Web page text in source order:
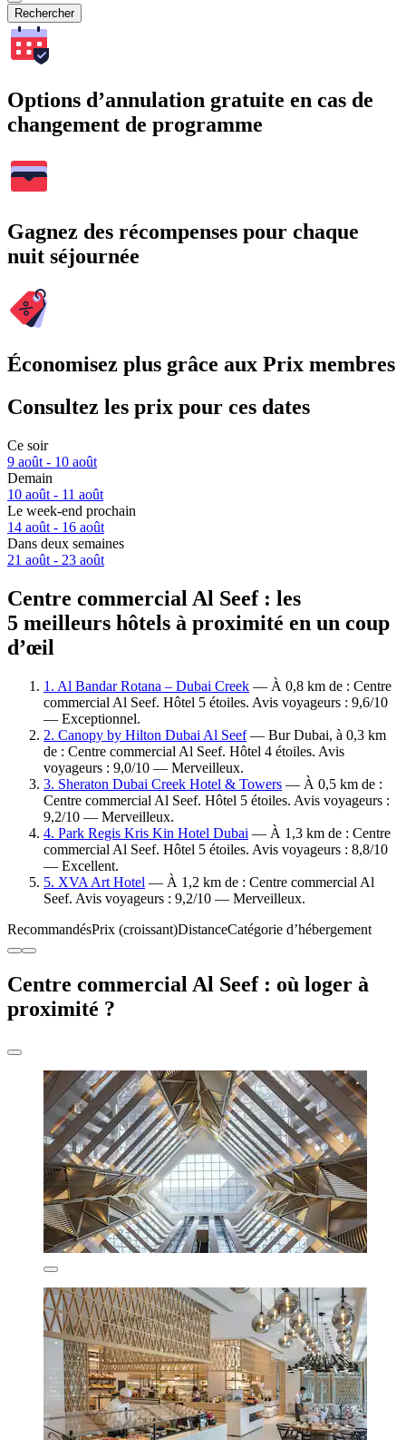
Rechercher
Options d’annulation gratuite en cas de
changement de programme
Gagnez des récompenses pour chaque
nuit séjournée
Économisez plus grâce aux Prix membres
Consultez les prix pour ces dates
Ce soir
9 août - 10 août
Demain
10 août - 11 août
Le week-end prochain
14 août - 16 août
Dans deux semaines
21 août - 23 août
Centre commercial Al Seef : les
5 meilleurs hôtels à proximité en un coup
d’œil
1. Al Bandar Rotana – Dubai Creek — À 0,8 km de : Centre
commercial Al Seef. Hôtel 5 étoiles. Avis voyageurs : 9,6/10
— Exceptionnel.
2. Canopy by Hilton Dubai Al Seef— Bur Dubai, à 0,3 km
de : Centre commercial Al Seef. Hôtel 4 étoiles. Avis
voyageurs : 9,0/10 — Merveilleux.
3. Sheraton Dubai Creek Hotel & Towers — À 0,5 km de :
Centre commercial Al Seef. Hôtel 5 étoiles. Avis voyageurs :
9,2/10 — Merveilleux.
4. Park Regis Kris Kin Hotel Dubai — À 1,3 km de : Centre
commercial Al Seef. Hôtel 5 étoiles. Avis voyageurs : 8,8/10
— Excellent.
5. XVA Art Hotel — À 1,2 km de : Centre commercial Al
Seef. Avis voyageurs : 9,2/10 — Merveilleux.
RecommandésPrix (croissant)DistanceCatégorie d’hébergement
Centre commercial Al Seef : où loger à
proximité ?